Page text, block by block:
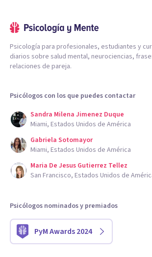
Psicología para profesionales, estudiantes y
diarios sobre salud mental, neurociencias,
relaciones de pareja.
Psicólogos con los que puedes contactar
Sandra Milena Jimenez Duque
Miami, Estados Unidos de América
Gabriela Sotomayor
Miami, Estados Unidos de América
Maria De Jesus Gutierrez Tellez
San Francisco, Estados Unidos de
Psicólogos nominados y premiados
PyM Awards 2024